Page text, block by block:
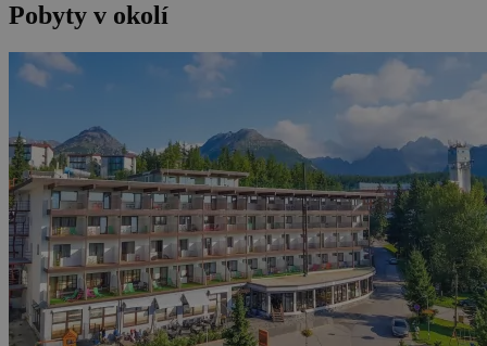
Pobyty v okolí